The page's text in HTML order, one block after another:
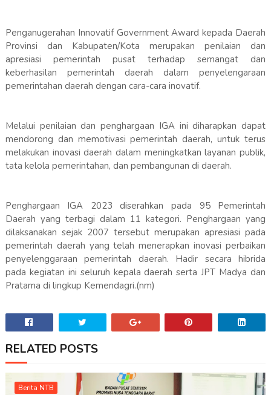
Penganugerahan Innovatif Government Award kepada Daerah
Provinsi dan Kabupaten/Kota merupakan penilaian dan
apresiasi pemerintah pusat terhadap semangat dan
keberhasilan pemerintah daerah dalam penyelengaraan
pemerintahan daerah dengan cara-cara inovatif.
Melalui penilaian dan penghargaan IGA ini diharapkan dapat
mendorong dan memotivasi pemerintah daerah, untuk terus
melakukan inovasi daerah dalam meningkatkan layanan publik,
tata kelola pemerintahan, dan pembangunan di daerah.
Penghargaan IGA 2023 diserahkan pada 95 Pemerintah
Daerah yang terbagi dalam 11 kategori. Penghargaan yang
dilaksanakan sejak 2007 tersebut merupakan apresiasi pada
pemerintah daerah yang telah menerapkan inovasi perbaikan
penyelenggaraan pemerintah daerah. Hadir secara hibrida
pada kegiatan ini seluruh kepala daerah serta JPT Madya dan
Pratama di lingkup Kemendagri.(nm)
RELATED POSTS
Berita NTB